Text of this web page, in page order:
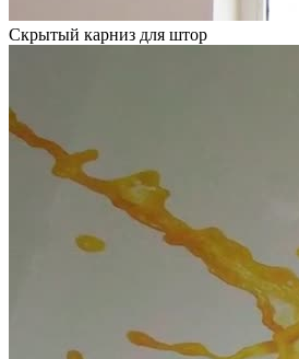
Скрытый карниз для штор